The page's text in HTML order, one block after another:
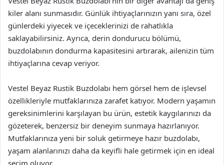
kiler alanı sunmasıdır. Günlük ihtiyaçlarınızın yanı sıra, özel
günlerdeki yiyecek ve içeceklerinizi de rahatlıkla
saklayabilirsiniz. Ayrıca, derin dondurucu bölümü,
buzdolabının dondurma kapasitesini artırarak, ailenizin tüm
ihtiyaçlarına cevap veriyor.
Vestel Beyaz Rustik Buzdolabı hem görsel hem de işlevsel
özellikleriyle mutfaklarınıza zarafet katıyor. Modern yaşamın
gereksinimlerini karşılayan bu ürün, estetik kaygılarınızı da
gözeterek, benzersiz bir deneyim sunmaya hazırlanıyor.
Mutfaklarınıza yeni bir soluk getirmeye hazır buzdolabı,
yaşam alanlarınızı daha da keyifli hale getirmek için en ideal
seçim oluyor.